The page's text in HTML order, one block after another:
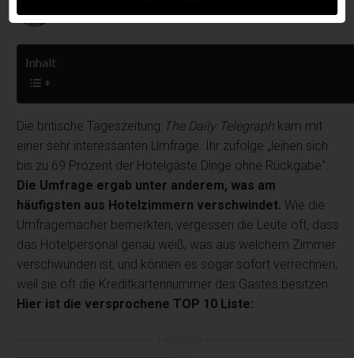
Published on März 26, 2020
Inhalt
Die britische Tageszeitung The Daily Telegraph kam mit
einer sehr interessanten Umfrage. Ihr zufolge „leihen sich
bis zu 69 Prozent der Hotelgäste Dinge ohne Rückgabe“.
Die Umfrage ergab unter anderem, was am
häufigsten aus Hotelzimmern verschwindet. Wie die
Umfragemacher bemerkten, vergessen die Leute oft, dass
das Hotelpersonal genau weiß, was aus welchem Zimmer
verschwunden ist, und können es sogar sofort verrechnen,
weil sie oft die Kreditkartennummer des Gastes besitzen.
Hier ist die versprochene TOP 10 Liste: